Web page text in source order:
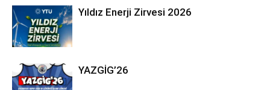
Yıldız Enerji Zirvesi 2026
YAZGİG’26